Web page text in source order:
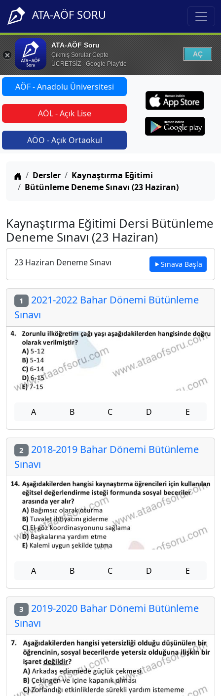
ATA-AÖF SORU
ATA-AÖF Soru
Çıkmış Sorular Cepte
ÜCRETSİZ - Google Play'de
AÇ
AÖF - Anadolu Üniversitesi
AÖL - Açık Lise
AÖO - Açık Ortaokul
Anasayfa
Dersler
Kaynaştırma Eğitimi
Bütünleme Deneme Sınavı (23 Haziran)
Kaynaştırma Eğitimi Dersi Bütünleme
Deneme Sınavı (23 Haziran)
23 Haziran Deneme Sınavı Sınava Başla
1 2021-2022 Bahar Dönemi Bütünleme
Sınavı
A B C D E
2 2018-2019 Bahar Dönemi Bütünleme
Sınavı
A B C D E
3 2019-2020 Bahar Dönemi Bütünleme
Sınavı